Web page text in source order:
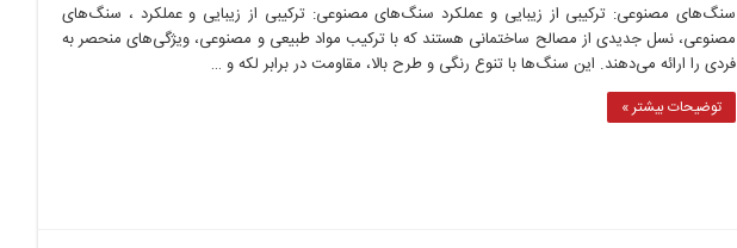
سنگ‌های مصنوعی: ترکیبی از زیبایی و عملکرد سنگ‌های مصنوعی: ترکیبی از زیبایی و عملکرد ، سنگ‌های
مصنوعی، نسل جدیدی از مصالح ساختمانی هستند که با ترکیب مواد طبیعی و مصنوعی، ویژگی‌های منحصر به
فردی را ارائه می‌دهند. این سنگ‌ها با تنوع رنگی و طرح بالا، مقاومت در برابر لکه و …
توضیحات بیشتر »